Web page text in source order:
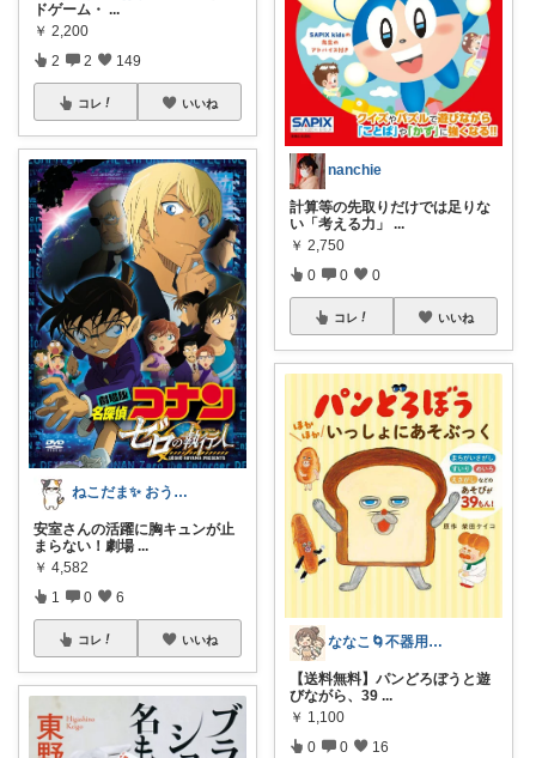
ドゲーム・ ...
￥ 2,200
2 2 149
コレ いいね
ねこだま✨ おうち時間充実ROOM🐾
安室さんの活躍に胸キュンが止
まらない！劇場 ...
￥ 4,582
1 0 6
コレ いいね
nanchie
計算等の先取りだけでは足りな
い「考える力」
...
￥ 2,750
0 0 0
コレ いいね
ななこ🌀不器用ママ￤家事＆育児グッズ
【送料無料】パンどろぼうと遊
びながら、39 ...
￥ 1,100
0 0 16